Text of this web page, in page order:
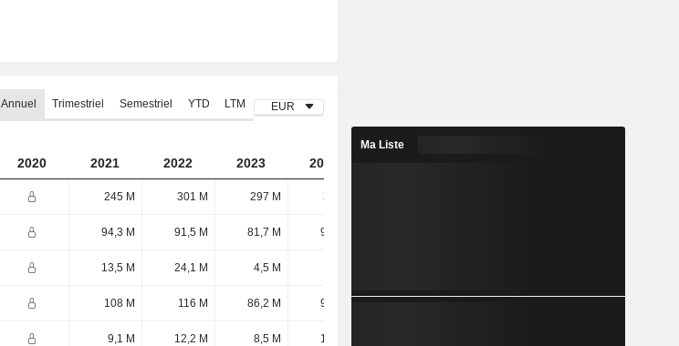
Annuel Trimestriel Semestriel YTD LTM EUR
2020 2021 2022 2023 2024
245 M 301 M 297 M 391 M
94,3 M 91,5 M 81,7 M 90,8 M
13,5 M 24,1 M 4,5 M
108 M 116 M 86,2 M 96,4 M
9,1 M 12,2 M 8,5 M 14,5 M
Ma Liste